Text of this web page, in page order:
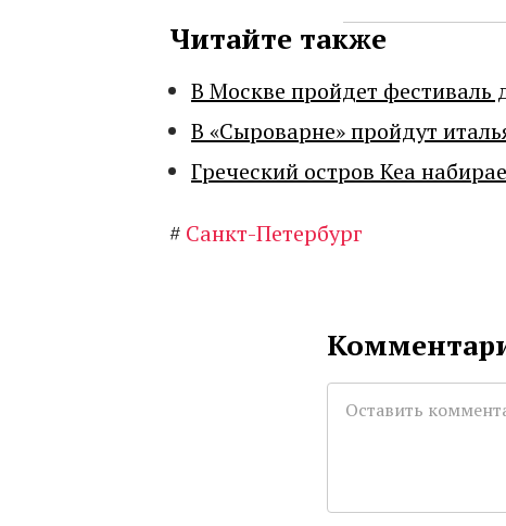
Читайте также
В Москве пройдет фестиваль
В «Сыроварне» пройдут
Греческий остров Кеа
# Санкт-Петербург